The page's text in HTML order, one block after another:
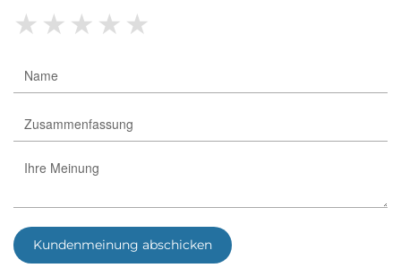
★★★★★
Kundenmeinung abschicken